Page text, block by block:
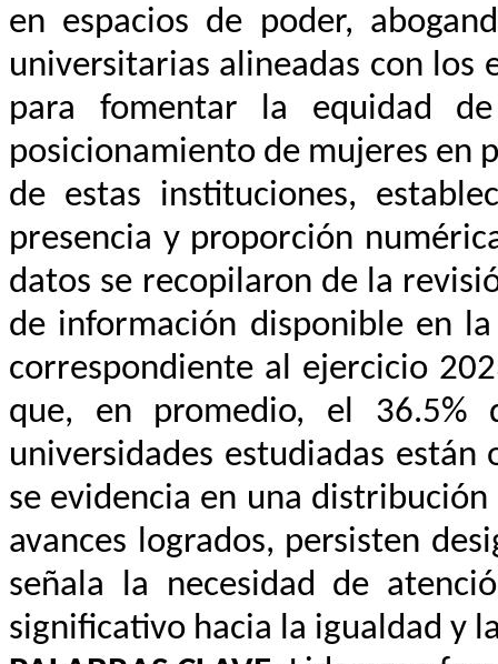
en espacios de poder,
universitarias alineadas con los
para fomentar la equidad
posicionamiento de mujeres en
de estas instituciones,
presencia y proporción
datos se recopilaron de la
de información disponible en
correspondiente al ejercicio
que, en promedio, el
universidades estudiadas
se evidencia en una
avances logrados, persisten
señala la necesidad de
significativo hacia la igualdad y